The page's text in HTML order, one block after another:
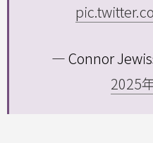
— Connor
2025